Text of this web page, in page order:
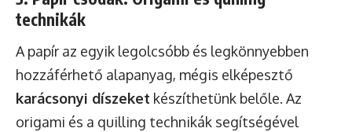
technikák
A papír az egyik legolcsóbb és legkönnyebben
hozzáférhető alapanyag, mégis elképesztő
karácsonyi díszeket készíthetünk belőle. Az
origami és a quilling technikák segítségével